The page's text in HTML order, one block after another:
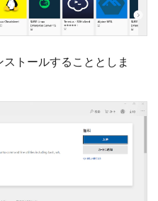
トールすることとしま